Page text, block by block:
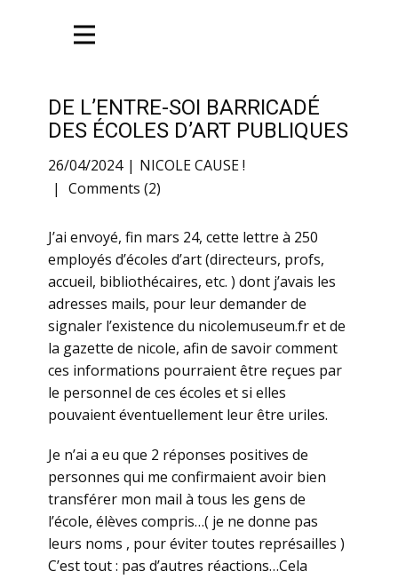
DE L’ENTRE-SOI BARRICADÉ
DES ÉCOLES D’ART PUBLIQUES
26/04/2024
NICOLE CAUSE !
Comments (2)
J’ai envoyé, fin mars 24, cette lettre à 250
employés d’écoles d’art (directeurs, profs,
accueil, bibliothécaires, etc. ) dont j’avais les
adresses mails, pour leur demander de
signaler l’existence du nicolemuseum.fr et de
la gazette de nicole, afin de savoir comment
ces informations pourraient être reçues par
le personnel de ces écoles et si elles
pouvaient éventuellement leur être uriles.
Je n’ai a eu que 2 réponses positives de
personnes qui me confirmaient avoir bien
transférer mon mail à tous les gens de
l’école, élèves compris…( je ne donne pas
leurs noms , pour éviter toutes représailles )
C’est tout : pas d’autres réactions…Cela